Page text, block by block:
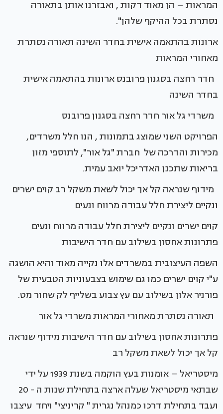
המראות – הן מאוד דקות , ואבזרנו אותן בתאורה
נסתרת בכל ההיקף שלהן".
ארונות בהתאמה אישית בחדר השינה תאורה נסתרת
מאחורי המראות
חדר רחצה בסגנון פרובנס ארונות בהתאמה אישית
בחדר השינה
משרדי גל אור חדר רחצה בסגנון פרובנס
הפרויקט השני שמוצג בתמונות , הנו חלל משרדים,
מכירות והדרכה של חברת "גל אור", לתוספי מזון
בריאות שתכנן האדריכל יואב עמית.
מידוף שנראה קל אך יכול לשאת משקל רב קוים ישרים
ונקיים ליצירת חלל עבודה מרווח ונעים
קוים ישרים ונקיים ליצירת חלל עבודה מרווח ונעים
פתרונות אחסון בשילוב עם חדר הישיבות
השפה העיצובית במשרדים אלו נקייה מאוד והיא הושגה
ע"י קוים ישרים כמו גם שימוש בצבעוניות הטבעית של
פורניר אלון בשילוב עם עץ צבוע בשלייף לק שחור מט.
תאורה נסתרת מאחורי המראות משרדי גל אור
פתרונות אחסון בשילוב עם חדר הישיבות מידוף שנראה
קל אך יכול לשאת משקל רב
מיסטריאל – אומנות בעץ הוקמה בשנת 1939 על ידי
ועבד בתחילת דרכו כמנהל נגרית " קריניצי" ויחד עיצבו